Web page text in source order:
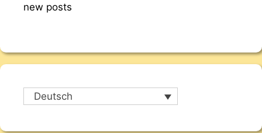
new posts
Deutsch